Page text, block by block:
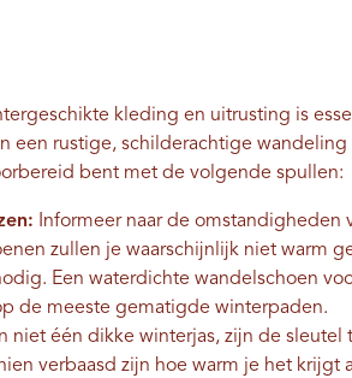
kleding en uitrusting is
een rustige, schilderachtige
bent met de volgende spullen:
Informeer naar de omstandigheden
zullen je waarschijnlijk niet warm
Een waterdichte wandelschoen
de meeste gematigde winterpaden.
niet één dikke winterjas, zijn de
verbaasd zijn hoe warm je het